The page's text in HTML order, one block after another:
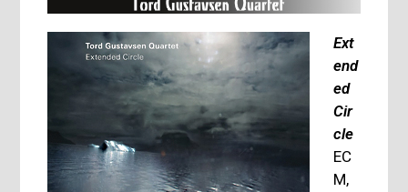
Ext
end
ed
Cir
cle
EC
M,